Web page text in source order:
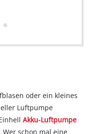
oder ein kleines
Luftpumpe
Akku-Luftpumpe
schon mal eine